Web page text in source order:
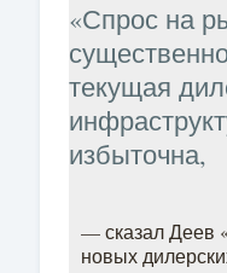
«Спрос на
текущая
избыточна,
— сказал Деев
новых